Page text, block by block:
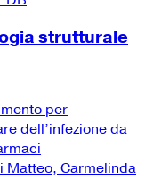
strutturale
per
dell’infezione da
Matteo, Carmelinda